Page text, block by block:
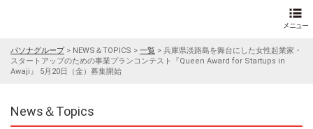
パソナグループ> NEWS＆TOPICS > 一覧 > 兵庫県淡路島を舞台にした女性起業家・
スタートアップのための事業プランコンテスト『Queen Award for Startups in
Awaji』 5月20日（金）募集開始
News＆Topics